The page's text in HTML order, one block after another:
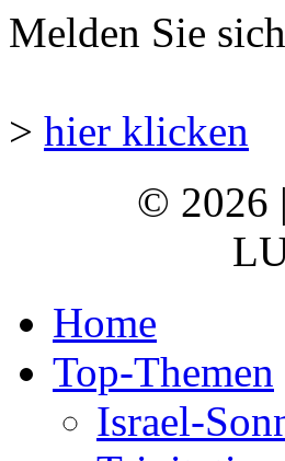
Melden Sie
> hier klicken
© 2026
Home
Top-Themen
Israel-